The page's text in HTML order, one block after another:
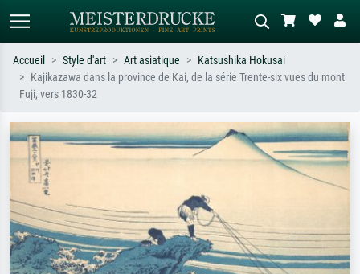
Recherche standard
ex. Monet, Nuit étoilée,
impressionnisme, vague de Hokusai,
abstrait avec beaucoup de rouge,
tableau sombre, nu debout près d'un
arbre.
Accueil Style d'art Art asiatique
Katsushika Hokusai
Kajikazawa dans la province de Kai, de la série Trente-six vues du mont
Fuji, vers 1830-32